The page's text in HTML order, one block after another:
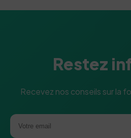
Restez
Recevez nos conseils sur la